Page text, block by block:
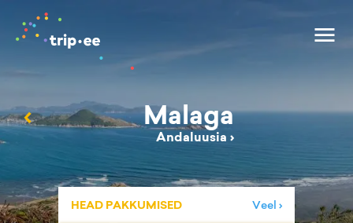
‹ Malaga
Andaluusia ›
HEAD PAKKUMISED Veel ›